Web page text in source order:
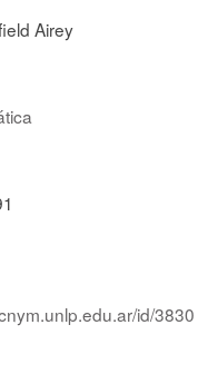
Airey
id/3830